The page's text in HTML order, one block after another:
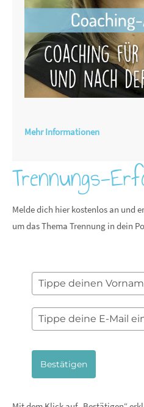
Mehr Informationen
Trennungs-
Melde dich hier kostenlos an und
um das Thema Trennung in dein
Bestätigen